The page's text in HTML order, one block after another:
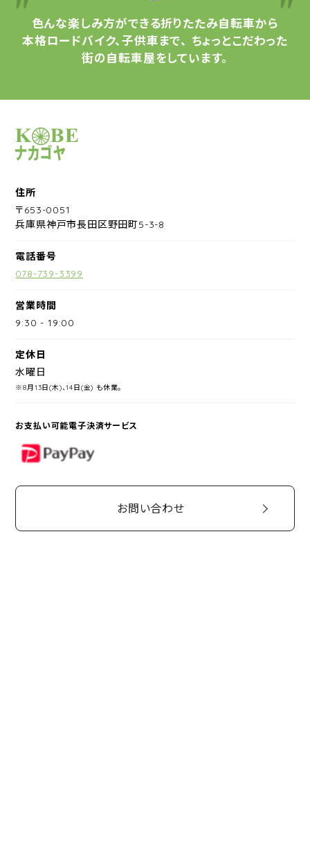
色んな楽しみ方ができる折りたたみ自転車から
本格ロードバイク、子供車まで、 ちょっとこだわった
街の自転車屋をしています。
サイクルショップナカゴヤ
住所
〒653-0051
兵庫県神戸市長田区野田町5-3-8
電話番号
078-739-3399
営業時間
9:30 -19:00
定休日
水曜日
※8月13日(木)、14日(金) も休業。
お支払い可能電子決済サービス
PayPay
お問い合わせ